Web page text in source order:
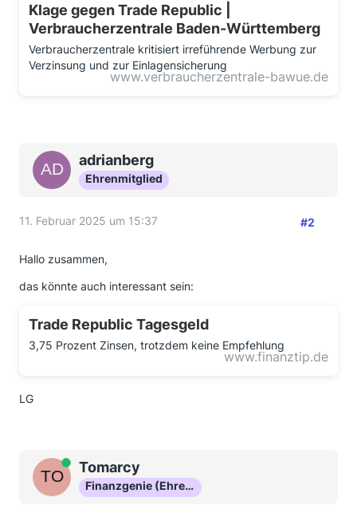
Klage gegen Trade Republic |
Verbraucherzentrale Baden-Württemberg
Verbraucherzentrale kritisiert irreführende Werbung zur
Verzinsung und zur Einlagensicherung
www.verbraucherzentrale-bawue.de
adrianberg
Ehrenmitglied
11. Februar 2025 um 15:37 #2
Hallo zusammen,
das könnte auch interessant sein:
Trade Republic Tagesgeld
3,75 Prozent Zinsen, trotzdem keine Empfehlung
www.finanztip.de
LG
OnlineTomarcy
Finanzgenie (Ehrenmitglied)